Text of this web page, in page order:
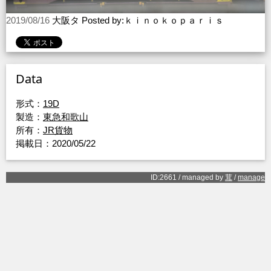
2019/08/16 大阪タ Posted by:ｋｉｎｏｋｏｐａｒｉｓ
Data
形式： 19D
製造： 東急和歌山
所有： JR貨物
掲載日：2020/05/22
ID:2661 / managed by 茸 /manage